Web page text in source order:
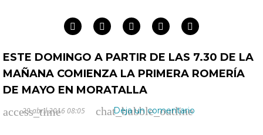
FacebookTwitter Google+LinkedInPinterest
ESTE DOMINGO A PARTIR DE LAS 7.30 DE LA
MAÑANA COMIENZA LA PRIMERA ROMERÍA
DE MAYO EN MORATALLA
access_time
29 abril 2016 08:05 chat_bubble_outline
Deja un comentario